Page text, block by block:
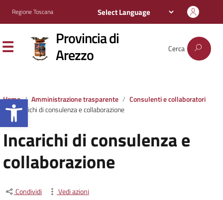
Apri la barra degli strumenti
Regione Toscana
Provincia di
Arezzo Cerca
Home Amministrazione trasparente
Consulenti e collaboratori
Incarichi di consulenza e collaborazione
Incarichi di consulenza e
collaborazione
Condividi Vedi azioni